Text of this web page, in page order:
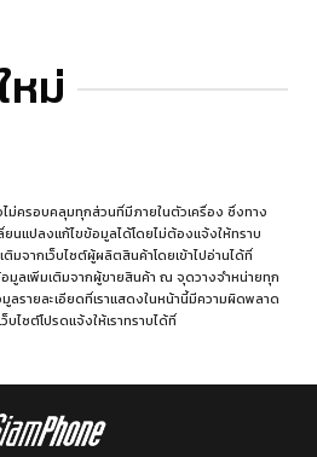
หม่
ม่ครอบคลุมทุกส่วนที่มีภายในตัวเครื่อง ซึ่งทาง
ยนแปลงแก้ไขข้อมูลได้โดยไม่ต้องแจ้งให้ทราบ
มจากเว็บไซต์ผู้ผลิตสินค้าโดยเข้าไปอ่านได้ที่
มูลเพิ่มเติมจากผู้ขายสินค้า ณ จุดวางจำหน่ายทุก
รายละเอียดที่เราแสดงในหน้านี้มีความผิดพลาด
ไซต์โปรดแจ้งให้เราทราบได้ที่